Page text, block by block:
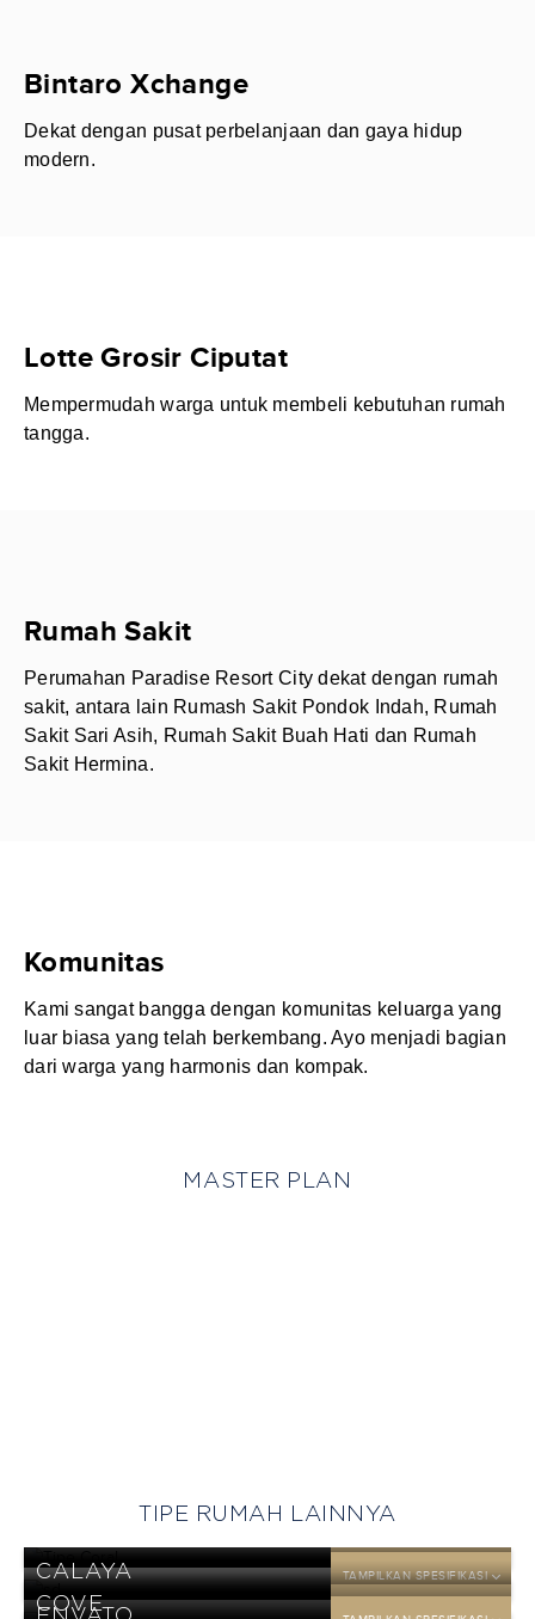
Bintaro Xchange
Dekat dengan pusat perbelanjaan dan gaya hidup
modern.
Lotte Grosir Ciputat
Mempermudah warga untuk membeli kebutuhan rumah
tangga.
Rumah Sakit
Perumahan Paradise Resort City dekat dengan rumah
sakit, antara lain Rumash Sakit Pondok Indah, Rumah
Sakit Sari Asih, Rumah Sakit Buah Hati dan Rumah
Sakit Hermina.
Komunitas
Kami sangat bangga dengan komunitas keluarga yang
luar biasa yang telah berkembang. Ayo menjadi bagian
dari warga yang harmonis dan kompak.
MASTER PLAN
TIPE RUMAH LAINNYA
DP
CALAYA TAMPILKAN SPESIFIKASI
COVE